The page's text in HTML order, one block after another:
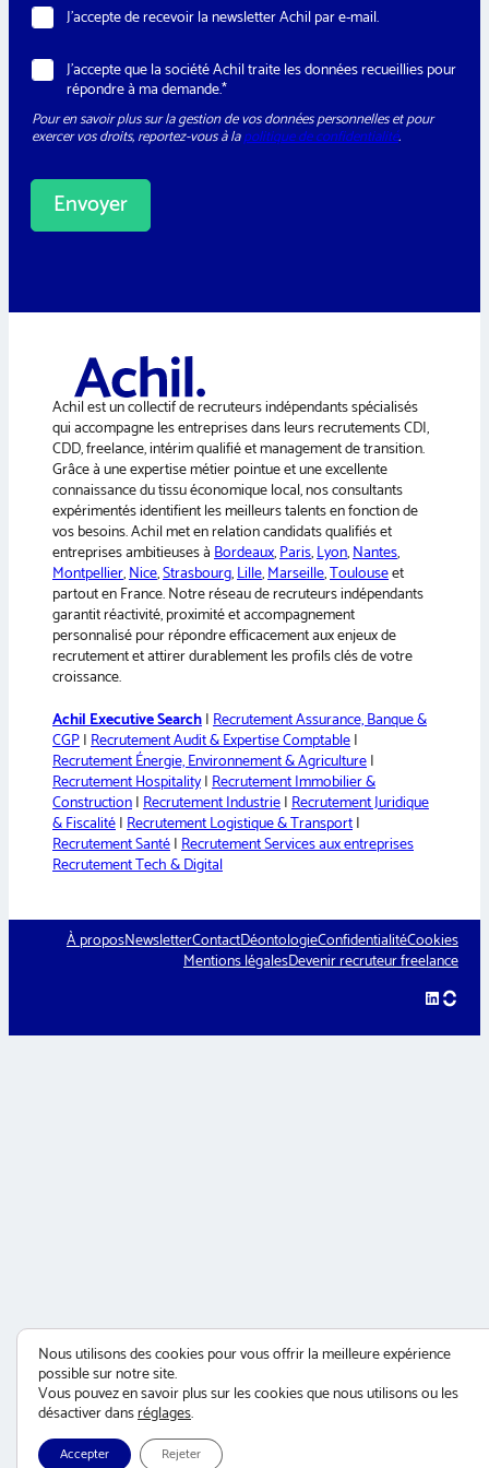
N
e
w
s
e
t
t
r
J’accepte de recevoir la newsletter Achil par e-mail.
R
G
D
*
J’accepte que la société Achil traite les données recueillies pour
répondre à ma demande.*
Pour en savoir plus sur la gestion de vos données personnelles et pour
exercer vos droits, reportez-vous à lapolitique de confidentialité.
Envoyer
e
Achil est un collectif de recruteurs indépendants spécialisés
qui accompagne les entreprises dans leurs recrutements CDI,
CDD, freelance, intérim qualifié et management de transition.
Grâce à une expertise métier pointue et une excellente
connaissance du tissu économique local, nos consultants
expérimentés identifient les meilleurs talents en fonction de
vos besoins. Achil met en relation candidats qualifiés et
entreprises ambitieuses àBordeaux,Paris,Lyon,Nantes,
Montpellier,Nice,Strasbourg,Lille,Marseille,Toulouseet
partout en France. Notre réseau de recruteurs indépendants
garantit réactivité, proximité et accompagnement
personnalisé pour répondre efficacement aux enjeux de
recrutement et attirer durablement les profils clés de votre
croissance.
Achil Executive Search|Recrutement Assurance, Banque &
CGP|Recrutement Audit & Expertise Comptable|
Recrutement Énergie, Environnement & Agriculture|
Recrutement Hospitality|Recrutement Immobilier &
Construction|Recrutement Industrie|Recrutement Juridique
& Fiscalité|Recrutement Logistique & Transport|
Recrutement Santé|Recrutement Services aux entreprises
Recrutement Tech & Digital
À proposNewsletterContactDéontologieConfidentialitéCookies
Mentions légalesDevenir recruteur freelance
LinkedIn
Nous utilisons des cookies pour vous offrir la meilleure expérience
possible sur notre site.
Vous pouvez en savoir plus sur les cookies que nous utilisons ou les
désactiver dansréglages.
Accepter Rejeter